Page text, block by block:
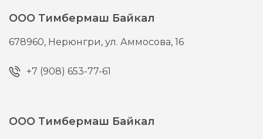
ООО Тимбермаш Байкал
678960, Нерюнгри,ул. Аммосова, 16
+7 (908) 653-77-61
ООО Тимбермаш Байкал